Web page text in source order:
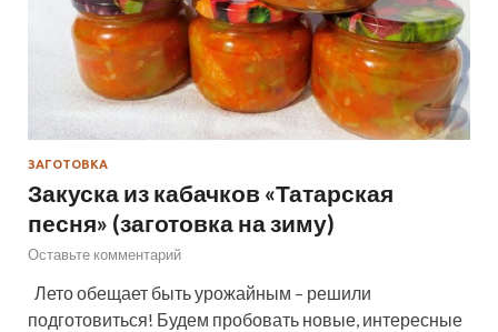
ЗАГОТОВКА
Закуска из кабачков «Татарская
песня» (заготовка на зиму)
Оставьте комментарий
Лето обещает быть урожайным – решили
подготовиться! Будем пробовать новые, интересные